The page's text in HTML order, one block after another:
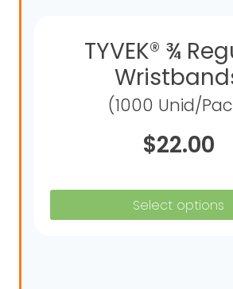
TYVEK® ¾
(1000 Unid/
$22.00
Select options